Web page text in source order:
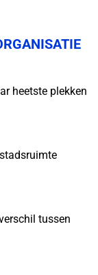
heetste plekken
tussen